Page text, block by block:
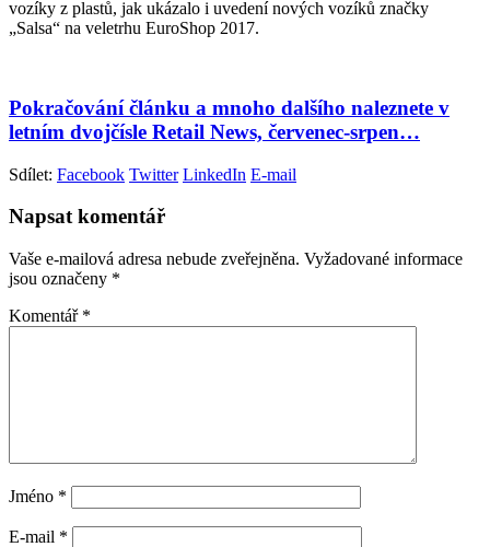
vozíky z plastů, jak ukázalo i uvedení nových vozíků značky
„Salsa“ na veletrhu EuroShop 2017.
Pokračování článku a mnoho dalšího naleznete v
letním dvojčísle Retail News, červenec-srpen…
Sdílet: Facebook Twitter LinkedIn E-mail
Napsat komentář
Vaše e-mailová adresa nebude zveřejněna. Vyžadované informace
jsou označeny *
Komentář *
Jméno *
E-mail *